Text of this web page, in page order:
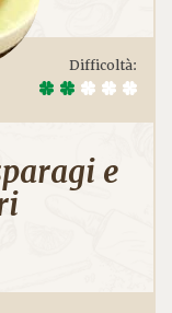
Difficoltà:
e